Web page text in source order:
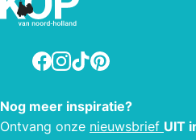
bereikbaar met
beschikt over gratis
voor de deur.
Facebook
Instagram
TikTokPinterest
Nog meer inspiratie?
Ontvang onze nieuwsbrief UIT